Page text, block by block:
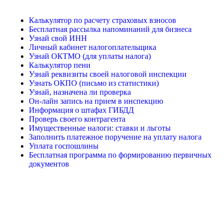
Калькулятор по расчету страховых взносов
Бесплатная рассылка напоминаний для бизнеса
Узнай свой ИНН
Личный кабинет налогоплательщика
Узнай ОКТМО (для уплаты налога)
Калькулятор пени
Узнай реквизиты своей налоговой инспекции
Узнать ОКПО (письмо из статистики)
Узнай, назначена ли проверка
Он-лайн запись на прием в инспекцию
Информация о штафах ГИБДД
Проверь своего контрагента
Имущественные налоги: ставки и льготы
Заполнить платежное поручение на уплату налога
Уплата госпошлины
Бесплатная программа по формированию первичных
документов